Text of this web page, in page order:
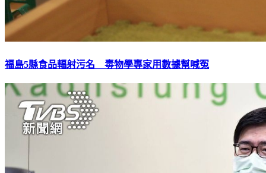
福島5縣食品輻射污名 毒物學專家用數據幫喊冤